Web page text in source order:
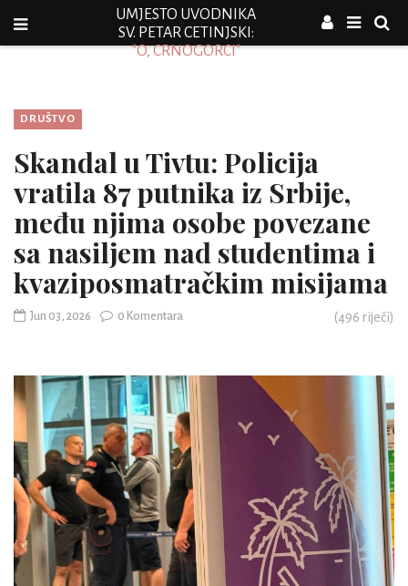
UMJESTO UVODNIKA
SV. PETAR CETINJSKI:
"O, CRNOGORCI"
DRUŠTVO
Skandal u Tivtu: Policija
vratila 87 putnika iz Srbije,
među njima osobe povezane
sa nasiljem nad studentima i
kvaziposmatračkim misijama
Jun 03, 2026 0 Komentara (496 riječi)